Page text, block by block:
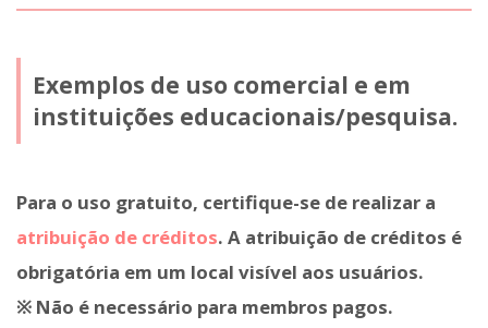
Exemplos de uso comercial e em
instituições educacionais/pesquisa.
Para o uso gratuito, certifique-se de realizar a
atribuição de créditos. A atribuição de créditos é
obrigatória em um local visível aos usuários.
※ Não é necessário para membros pagos.